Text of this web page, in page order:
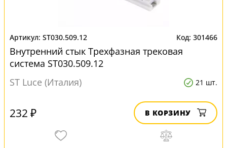
ST030.509.12 301466
Внутренний стык Трехфазная трековая
система ST030.509.12
ST Luce (Италия)
21 шт.
232 ₽ В КОРЗИНУ